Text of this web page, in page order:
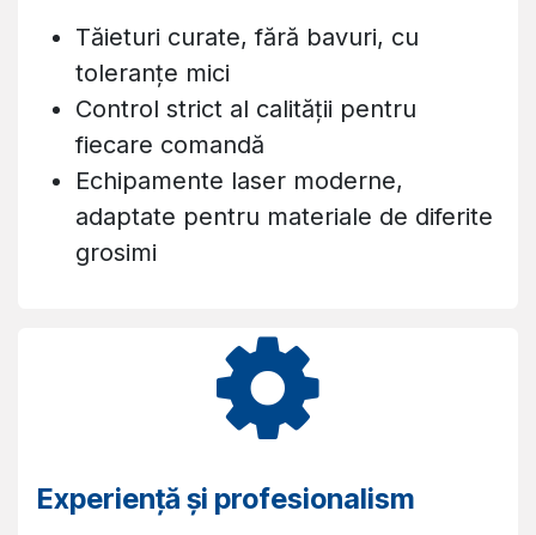
Tăieturi curate, fără bavuri, cu
toleranțe mici
Control strict al calității pentru
fiecare comandă
Echipamente laser moderne,
adaptate pentru materiale de diferite
grosimi
Experiență și profesionalism